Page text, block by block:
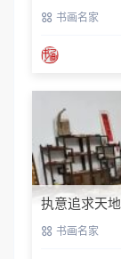
书画名家
执意追求天
书画名家